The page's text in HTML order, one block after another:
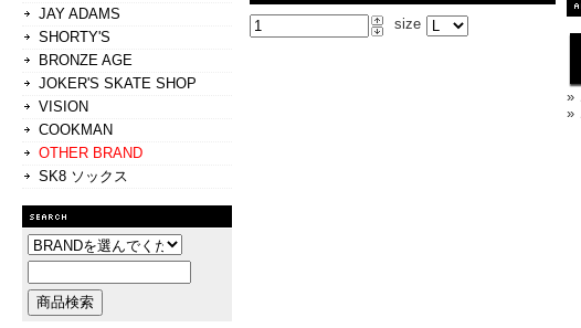
JAY ADAMS
SHORTY'S
BRONZE AGE
JOKER'S SKATE SHOP
VISION
COOKMAN
OTHER BRAND
SK8 ソックス
size
»
»